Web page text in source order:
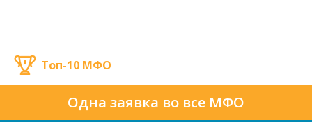
Одна заявка во все МФО
Топ-10 МФО